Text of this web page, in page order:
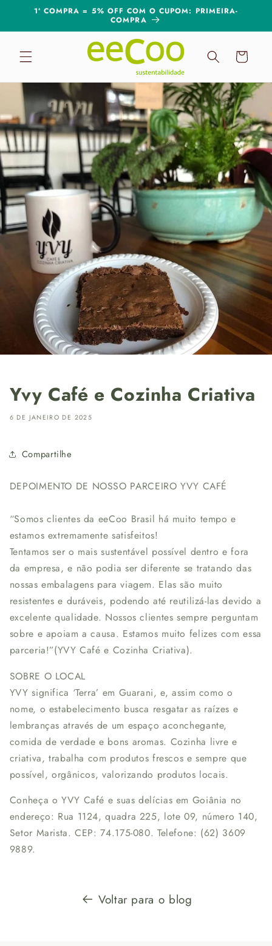
para o
1ª COMPRA = 5% OFF COM O CUPOM: PRIMEIRA-
COMPRA
Carrinho
Yvy Café e Cozinha Criativa
6 DE JANEIRO DE 2025
Compartilhe
DEPOIMENTO DE NOSSO PARCEIRO YVY CAFÉ
“Somos clientes da eeCoo Brasil há muito tempo e
estamos extremamente satisfeitos!
Tentamos ser o mais sustentável possível dentro e fora
da empresa, e não podia ser diferente se tratando das
nossas embalagens para viagem. Elas são muito
resistentes e duráveis, podendo até reutilizá-las devido a
excelente qualidade. Nossos clientes sempre perguntam
sobre e apoiam a causa. Estamos muito felizes com essa
parceria!”(YVY Café e Cozinha Criativa).
SOBRE O LOCAL
YVY significa ‘Terra’ em Guarani, e, assim como o
nome, o estabelecimento busca resgatar as raízes e
lembranças através de um espaço aconchegante,
comida de verdade e bons aromas. Cozinha livre e
criativa, trabalha com produtos frescos e sempre que
possível, orgânicos, valorizando produtos locais.
Conheça o YVY Café e suas delícias em Goiânia no
endereço: Rua 1124, quadra 225, lote 09, número 140,
Setor Marista. CEP: 74.175-080. Telefone: (62) 3609
9889.
Voltar para o blog